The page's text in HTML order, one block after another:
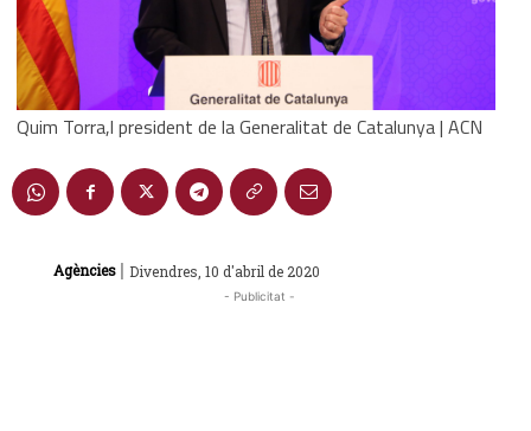
Quim Torra,l president de la Generalitat de Catalunya | ACN
Agències | Divendres, 10 d'abril de 2020
- Publicitat -